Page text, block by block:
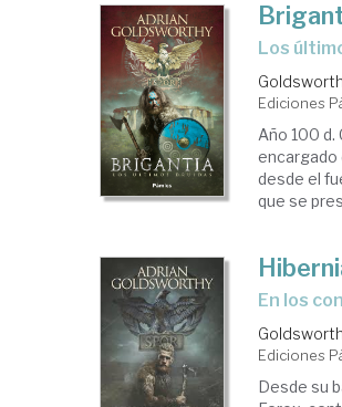
Los
Ediciones
Año 100 d.
encargado
desde el
que se
en los
Ediciones
Desde su